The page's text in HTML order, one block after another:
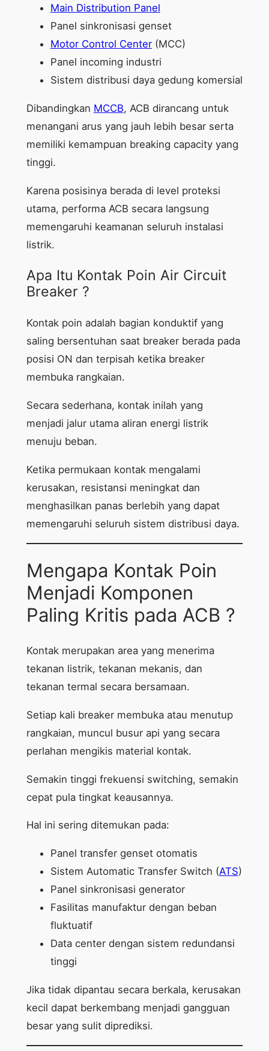
Main Distribution Panel
Panel sinkronisasi genset
Motor Control Center(MCC)
Panel incoming industri
Sistem distribusi daya gedung komersial
Dibandingkan MCCB, ACB dirancang untuk
menangani arus yang jauh lebih besar serta
memiliki kemampuan breaking capacity yang
tinggi.
Karena posisinya berada di level proteksi
utama, performa ACB secara langsung
memengaruhi keamanan seluruh instalasi
listrik.
Apa Itu Kontak Poin Air Circuit
Breaker ?
Kontak poin adalah bagian konduktif yang
saling bersentuhan saat breaker berada pada
posisi ON dan terpisah ketika breaker
membuka rangkaian.
Secara sederhana, kontak inilah yang
menjadi jalur utama aliran energi listrik
menuju beban.
Ketika permukaan kontak mengalami
kerusakan, resistansi meningkat dan
menghasilkan panas berlebih yang dapat
memengaruhi seluruh sistem distribusi daya.
Mengapa Kontak Poin
Menjadi Komponen
Paling Kritis pada ACB ?
Kontak merupakan area yang menerima
tekanan listrik, tekanan mekanis, dan
tekanan termal secara bersamaan.
Setiap kali breaker membuka atau menutup
rangkaian, muncul busur api yang secara
perlahan mengikis material kontak.
Semakin tinggi frekuensi switching, semakin
cepat pula tingkat keausannya.
Hal ini sering ditemukan pada:
Panel transfer genset otomatis
Sistem Automatic Transfer Switch (ATS)
Panel sinkronisasi generator
Fasilitas manufaktur dengan beban
fluktuatif
Data center dengan sistem redundansi
tinggi
Jika tidak dipantau secara berkala, kerusakan
kecil dapat berkembang menjadi gangguan
besar yang sulit diprediksi.